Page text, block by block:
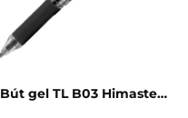
Bút gel TL B03 Himaster